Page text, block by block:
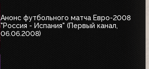
Анонс футбольного матча Евро-2008
"Россия - Испания" (Первый канал,
06.06.2008)